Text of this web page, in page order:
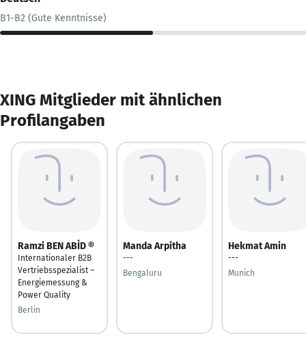
B1-B2 (Gute Kenntnisse)
XING Mitglieder mit ähnlichen
Profilangaben
Ramzi BEN ABİD ®
Internationaler B2B
Vertriebsspezialist –
Energiemessung &
Power Quality
Berlin
Manda Arpitha
---
Bengaluru
Hekmat Amin
---
Munich